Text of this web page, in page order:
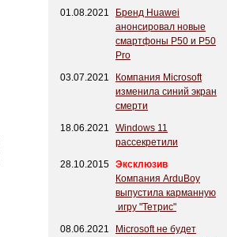
01.08.2021
Бренд Huawei
анонсировал новые
смартфоны P50 и P50
Pro
03.07.2021
Компания Microsoft
изменила синий экран
смерти
18.06.2021
Windows 11
рассекретили
28.10.2015 Эксклюзив
Компания ArduBoy
выпустила карманную
игру "Тетрис"
08.06.2021
Microsoft не будет